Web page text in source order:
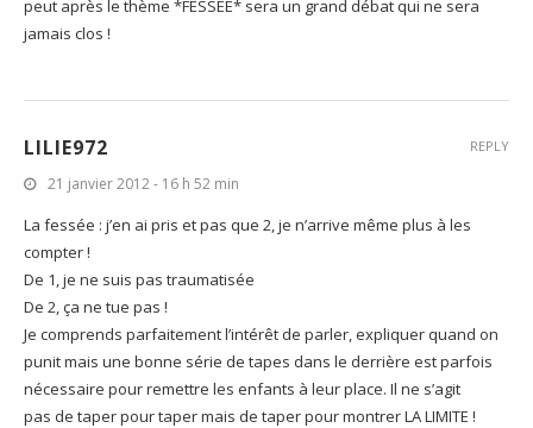
peut après le thème *FESSEE* sera un grand débat qui ne sera
jamais clos !
LILIE972
21 janvier 2012 - 16 h 52 min
La fessée : j’en ai pris et pas que 2, je n’arrive même plus à les
compter !
De 1, je ne suis pas traumatisée
De 2, ça ne tue pas !
Je comprends parfaitement l’intérêt de parler, expliquer quand on
punit mais une bonne série de tapes dans le derrière est parfois
nécessaire pour remettre les enfants à leur place. Il ne s’agit
pas de taper pour taper mais de taper pour montrer LA LIMITE !
REPLY